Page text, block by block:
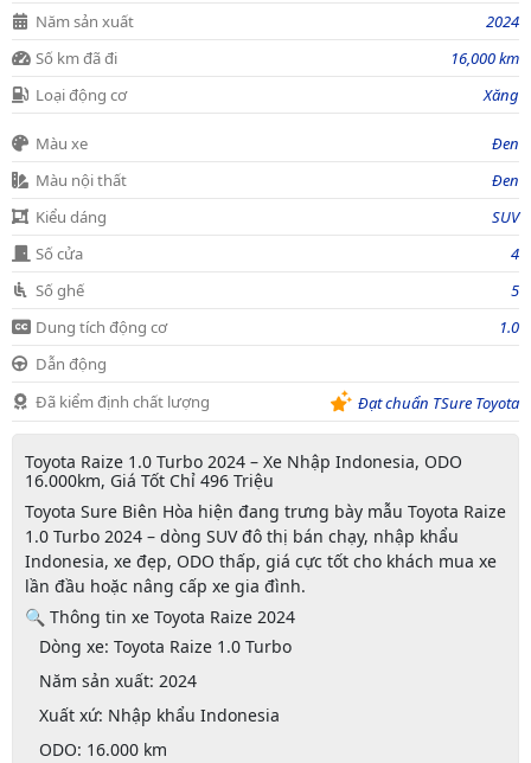
Năm sản xuất
2024
Số km đã đi
16,000 km
Loại động cơ
Xăng
Màu xe
Đen
Màu nội thất
Đen
Kiểu dáng
SUV
Số cửa
4
Số ghế
5
Dung tích động cơ
1.0
Dẫn động
Đã kiểm định chất lượng
Đạt chuẩn TSure Toyota
Toyota Raize 1.0 Turbo 2024 – Xe Nhập Indonesia, ODO
16.000km, Giá Tốt Chỉ 496 Triệu
Toyota Sure Biên Hòa hiện đang trưng bày mẫu Toyota Raize
1.0 Turbo 2024– dòng SUV đô thị bán chạy, nhập khẩu
Indonesia, xe đẹp, ODO thấp, giá cực tốt cho khách mua xe
lần đầu hoặc nâng cấp xe gia đình.
🔍 Thông tin xe Toyota Raize 2024
Dòng xe: Toyota Raize 1.0 Turbo
Năm sản xuất: 2024
Xuất xứ: Nhập khẩu Indonesia
ODO: 16.000 km